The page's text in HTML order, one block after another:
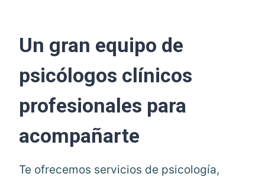
Un gran equipo de
psicólogos clínicos
profesionales para
acompañarte
Te ofrecemos servicios de psicología,